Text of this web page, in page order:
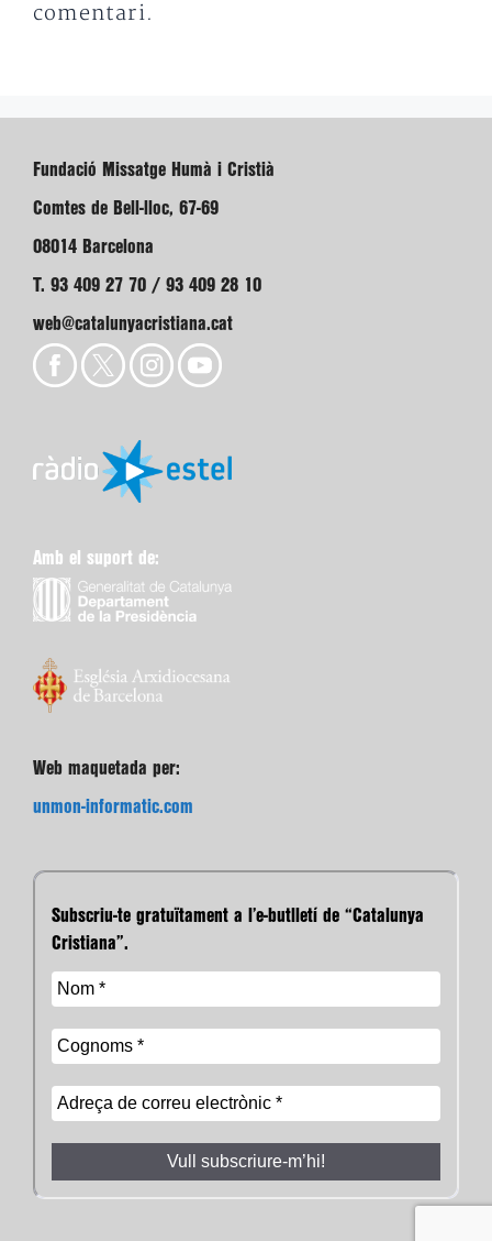
comentari.
Fundació Missatge Humà i Cristià
Comtes de Bell-lloc, 67-69
08014 Barcelona
T. 93 409 27 70 / 93 409 28 10
web@catalunyacristiana.cat
Amb el suport de:
Web maquetada per:
unmon-informatic.com
Subscriu-te gratuïtament a l’e-butlletí de “Catalunya
Cristiana”.